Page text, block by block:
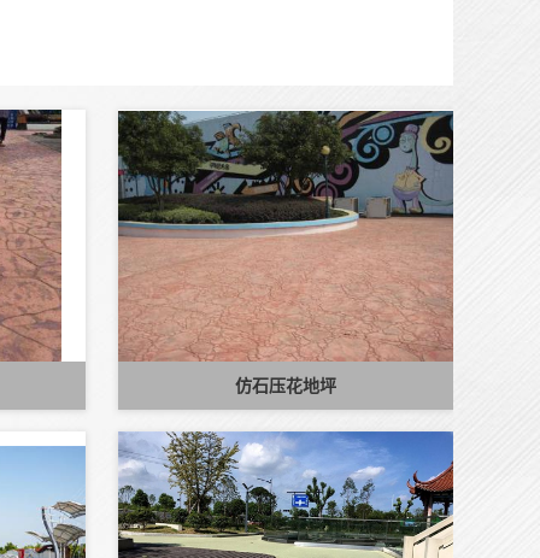
仿石压花地坪